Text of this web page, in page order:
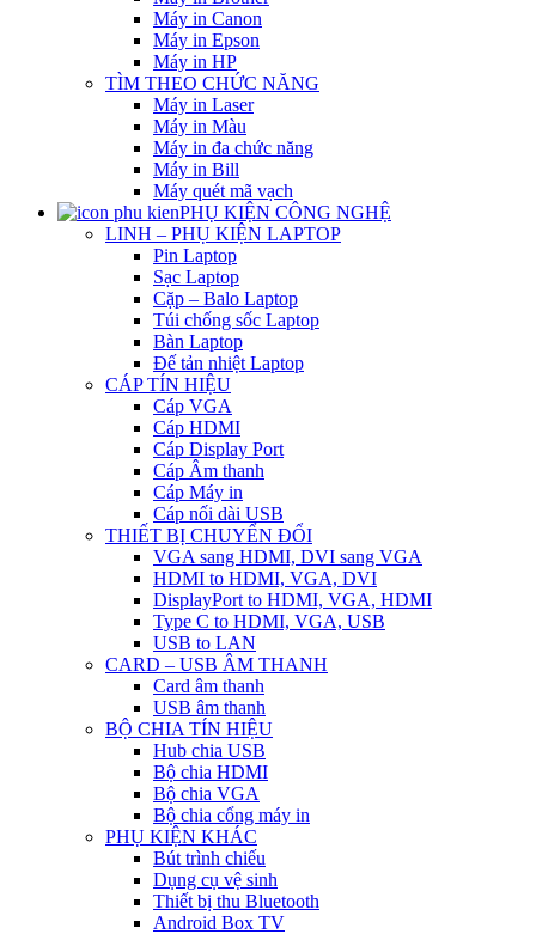
Máy in Canon
Máy in Epson
Máy in HP
TÌM THEO CHỨC NĂNG
Máy in Laser
Máy in Màu
Máy in đa chức năng
Máy in Bill
Máy quét mã vạch
PHỤ KIỆN CÔNG NGHỆ
LINH – PHỤ KIỆN LAPTOP
Pin Laptop
Sạc Laptop
Cặp – Balo Laptop
Túi chống sốc Laptop
Bàn Laptop
Đế tản nhiệt Laptop
CÁP TÍN HIỆU
Cáp VGA
Cáp HDMI
Cáp Display Port
Cáp Âm thanh
Cáp Máy in
Cáp nối dài USB
THIẾT BỊ CHUYỂN ĐỔI
VGA sang HDMI, DVI sang VGA
HDMI to HDMI, VGA, DVI
DisplayPort to HDMI, VGA, HDMI
Type C to HDMI, VGA, USB
USB to LAN
CARD – USB ÂM THANH
Card âm thanh
USB âm thanh
BỘ CHIA TÍN HIỆU
Hub chia USB
Bộ chia HDMI
Bộ chia VGA
Bộ chia cổng máy in
PHỤ KIỆN KHÁC
Bút trình chiếu
Dụng cụ vệ sinh
Thiết bị thu Bluetooth
Android Box TV